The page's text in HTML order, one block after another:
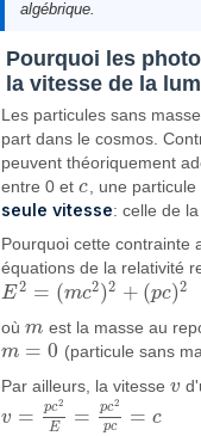
algébrique.
Pourquoi les
la vitesse de la
Les particules sans
part dans le cosmos.
peuvent théoriquement
entre 0 etc
c , une
seule vitesse: celle de
Pourquoi cette contrainte
équations de la relativité
E2 = (mc2)2 + (pc)2
E2= (m c2)2+( pc )2
oùm
m est la masse au
m = 0
m= 0 (particule sans
Par ailleurs, la vitessev
v
v = pc2
E = pc2
pc = c
v=pc 2E= pc2 pc=